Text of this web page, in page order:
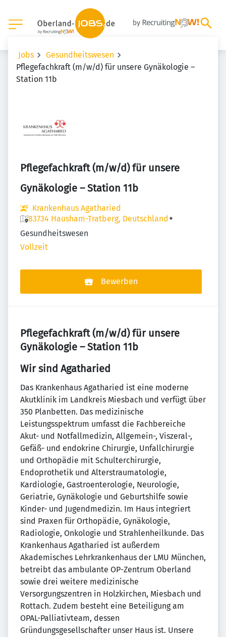
Jobs
Gesundheitswesen
Pflegefachkraft (m/w/d) für unsere Gynäkologie –
Station 11b
Pflegefachkraft (m/w/d) für unsere
Gynäkologie – Station 11b
Krankenhaus Agatharied
83734 Hausham-Tratberg, Deutschland +
Gesundheitswesen
Vollzeit
Bewerben
Pflegefachkraft (m/w/d) für unsere
Gynäkologie – Station 11b
Wir sind Agatharied
Das Krankenhaus Agatharied ist eine moderne
Akutklinik im Landkreis Miesbach und verfügt über
350 Planbetten. Das medizinische
Leistungsspektrum umfasst die Fachbereiche
Akut- und Notfallmedizin, Allgemein-, Viszeral-,
Gefäß- und endokrine Chirurgie, Unfallchirurgie
und Orthopädie mit Schulterchirurgie,
Endoprothetik und Alterstraumatologie,
Kardiologie, Gastroenterologie, Neurologie,
Geriatrie, Gynäkologie und Geburtshilfe sowie
Kinder- und Jugendmedizin. Im Haus integriert
sind Praxen für Orthopädie, Gynäkologie,
Radiologie, Onkologie und Strahlenheilkunde. Das
Krankenhaus Agatharied ist außerdem
Akademisches Lehrkrankenhaus der LMU München,
betreibt das ambulante OP-Zentrum Oberland
sowie drei weitere medizinische
Versorgungszentren in Holzkirchen, Miesbach und
Rottach. Zudem besteht eine Beteiligung am
OPAL-Palliativteam, dessen
Gründungsgesellschafter unser Haus ist. Unsere